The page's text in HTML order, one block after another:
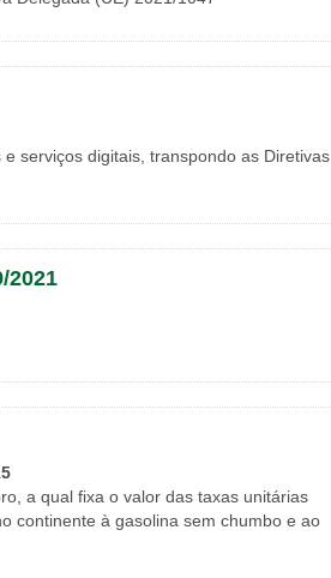
serviços digitais, transpondo as Diretivas
2021
a qual fixa o valor das taxas unitárias
continente à gasolina sem chumbo e ao